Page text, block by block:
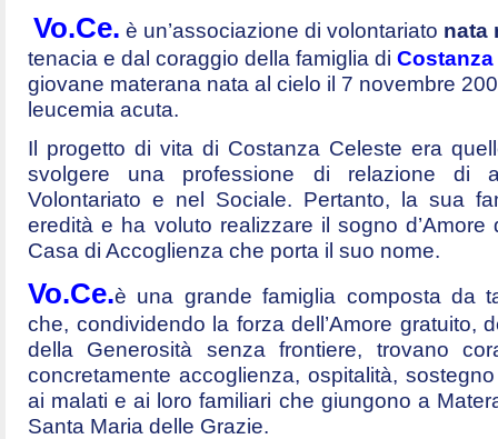
Vo.Ce. è un’associazione di volontariato nata
tenacia e dal coraggio della famiglia di
giovane materana nata al cielo il 7 novembre
leucemia acuta.
Il progetto di vita di Costanza Celeste era
svolgere una professione di relazione di
Volontariato e nel Sociale. Pertanto, la sua
eredità e ha voluto realizzare il sogno
Casa di Accoglienza che porta il suo nome.
Vo.Ce.è una grande famiglia composta da
che, condividendo la forza dell’Amore gratuito,
della Generosità senza frontiere, trovano
concretamente accoglienza, ospitalità,
ai malati e ai loro familiari che giungono a
Santa Maria delle Grazie.